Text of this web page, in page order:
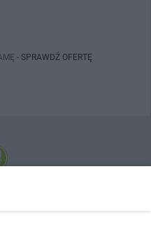
- SPRAWDŹ OFERTĘ
Serwis Informacyjny Miasta